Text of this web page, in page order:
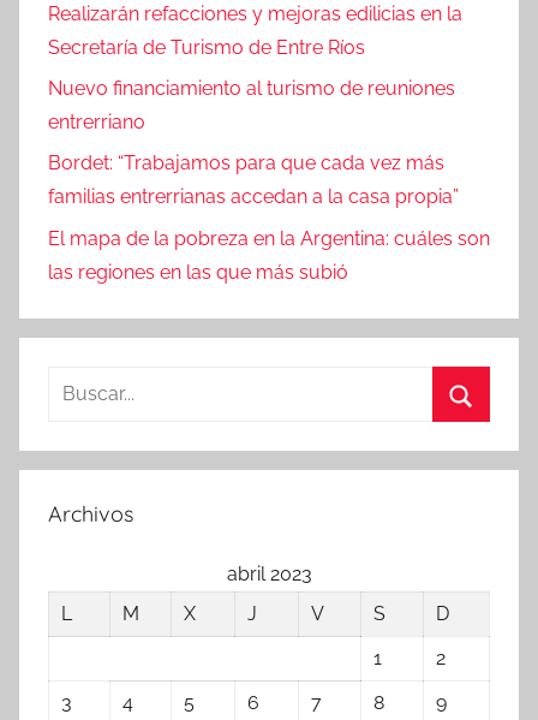
Realizarán refacciones y mejoras edilicias en la
Secretaría de Turismo de Entre Ríos
Nuevo financiamiento al turismo de reuniones
entrerriano
Bordet: “Trabajamos para que cada vez más
familias entrerrianas accedan a la casa propia”
El mapa de la pobreza en la Argentina: cuáles son
las regiones en las que más subió
Buscar:
Archivos
abril 2023
L
M X J V S
D
1
2
3
4 5 6 7 8 9